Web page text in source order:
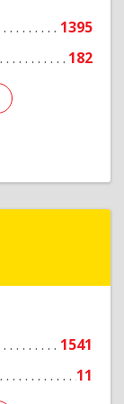
1395
182
Подробнее
1541
11
Подробнее